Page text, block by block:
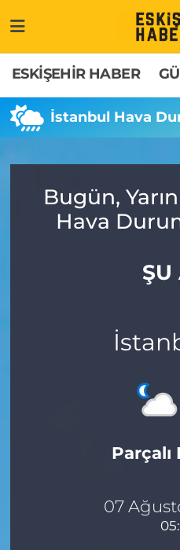
ESKİŞEHİR HABER
İstanbul Hava
Bugün,
Hava
ŞU
07
GÜNDEM
ASAYİŞ
EKONOMİ
ESKİŞEHİRSPOR
Hakkımızda
İletişim
Odunpazarı Trafik
Süper Lig Puan
Son Dakika